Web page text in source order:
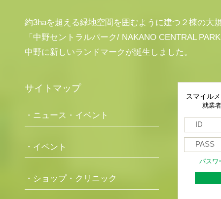
約3haを超える緑地空間を囲むように建つ２棟の大
「中野セントラルパーク/ NAKANO CENTRAL
中野に新しいランドマークが誕生しました。
サイトマップ
・ニュース・イベント
・イベント
・ショップ・クリニック
スマイル
就業
パスワ